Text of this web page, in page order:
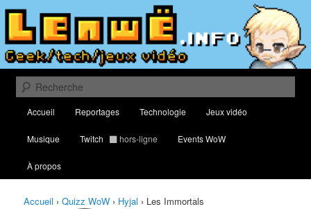
Aller
contenu
principal
Aller
contenu
secondaireLenwë – Culture geek, tech et jeux
vidéo
Classement des meilleurs joueurs au Quizz World of Warcraft
Recherche
principal
Accueil Reportages Technologie Jeux vidéo
Musique Twitch hors-ligne Events WoW
À propos
Accueil › Quizz WoW › Hyjal › Les Immortals